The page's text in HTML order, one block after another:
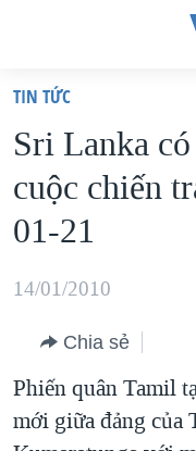
truy
cập
Tới
nội
chính
hướng
chính
VIỆT NAM
HOA KỲ
BIỂN ĐÔNG
THẾ GIỚI
DIỄN ĐÀN
MỤC
TỰ DO BÁO CHÍ
CHUYÊN ĐỀ
TIN TỨC
Sri Lanka
cuộc chiến
01-21
14/01/2010
Chia sẻ
Phiến quân Tamil
mới giữa đảng của